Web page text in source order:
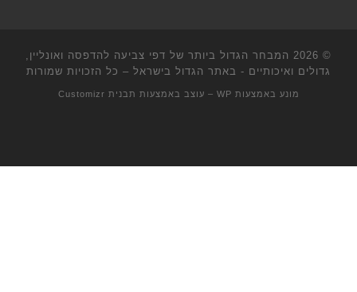
© 2026
המבחר הגדול ביותר של דפי צביעה להדפסה ואונליין,
גדולים ואיכותיים - באתר הגדול בישראל – כל הזכויות שמורות
מונע באמצעות WP – עוצב באמצעות תבנית Customizr